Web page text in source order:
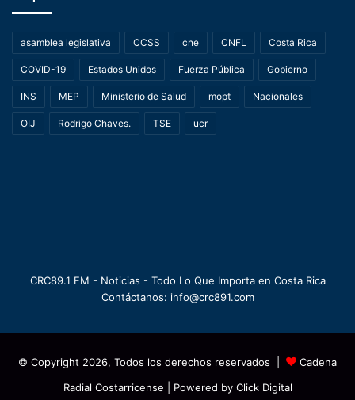
asamblea legislativa CCSS cne CNFL Costa Rica
COVID-19 Estados Unidos Fuerza Pública Gobierno
INS MEP Ministerio de Salud mopt Nacionales
OIJ Rodrigo Chaves. TSE ucr
CRC89.1 FM - Noticias - Todo Lo Que Importa en Costa Rica
Contáctanos: info@crc891.com
© Copyright 2026, Todos los derechos reservados |
Cadena
Radial Costarricense | Powered by Click Digital